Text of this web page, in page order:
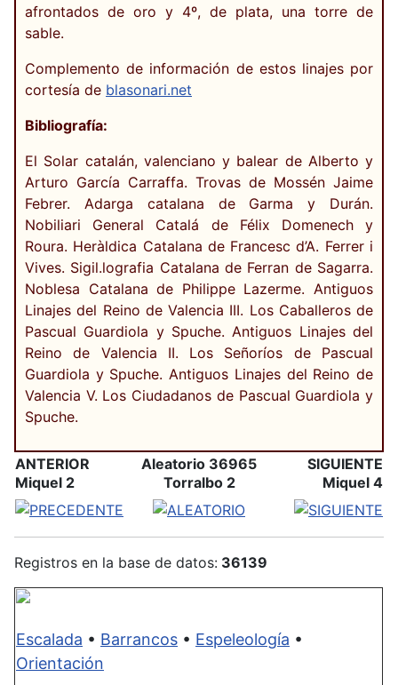
afrontados de oro y 4º, de plata, una torre de
sable.
Complemento de información de estos linajes por
cortesía de blasonari.net
Bibliografía:
El Solar catalán, valenciano y balear de Alberto y
Arturo García Carraffa. Trovas de Mossén Jaime
Febrer. Adarga catalana de Garma y Durán.
Nobiliari General Catalá de Félix Domenech y
Roura. Heràldica Catalana de Francesc d’A. Ferrer i
Vives. Sigil.lografia Catalana de Ferran de Sagarra.
Noblesa Catalana de Philippe Lazerme. Antiguos
Linajes del Reino de Valencia III. Los Caballeros de
Pascual Guardiola y Spuche. Antiguos Linajes del
Reino de Valencia II. Los Señoríos de Pascual
Guardiola y Spuche. Antiguos Linajes del Reino de
Valencia V. Los Ciudadanos de Pascual Guardiola y
Spuche.
ANTERIOR
Miquel 2
Aleatorio 36965
Torralbo 2
SIGUIENTE
Miquel 4
Registros en la base de datos: 36139
Escalada • Barrancos • Espeleología •
Orientación